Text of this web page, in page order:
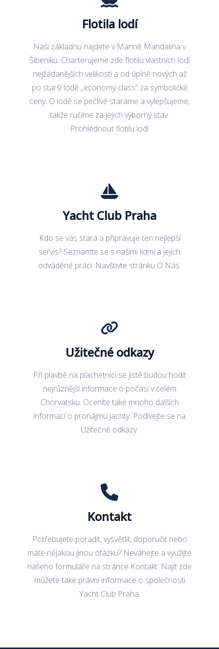
Flotila lodí
Naši základnu najdete v Marině Mandalina v
Šibeniku. Charterujeme zde flotilu vlastních lodí
nejžádanějších velikostí a od úplně nových až
po starší lodě „economy class“ za symbolické
ceny. O lodě se pečlivě staráme a vylepšujeme,
takže ručíme za jejich výborný stav.
Prohlédnout flotilu lodí
Yacht Club Praha
Kdo se vás stará a připravuje ten nejlepší
servis? Seznamte se s našimi lidmi a jejich
odváděné práci. Navštivte stránku O Nás.
Užitečné odkazy
Při plavbě na plachetnici se jistě budou hodit
nejrůznější informace o počasí v celém
Chorvatsku. Oceníte také mnoho dalších
informací o pronájmu jachty. Podívejte se na
Užitečné odkazy.
Kontakt
Potřebujete poradit, vysvětlit, doporučit nebo
máte nějakou jinou otázku? Neváhejte a využijte
našeho formuláře na stránce Kontakt. Najít zde
můžete také právní informace o společnosti
Yacht Club Praha.